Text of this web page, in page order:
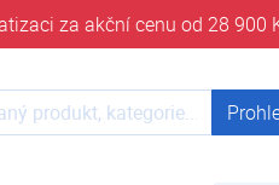
za akční cenu od 28 900
web